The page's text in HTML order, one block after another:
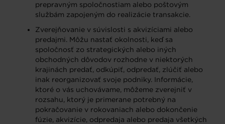
prepravným spoločnostiam alebo poštovým
službám zapojeným do realizácie transakcie.
Zverejňovanie v súvislosti s akvizíciami alebo
predajmi. Môžu nastať okolnosti, keď sa
spoločnosť zo strategických alebo iných
obchodných dôvodov rozhodne v niektorých
krajinách predať, odkúpiť, odpredať, zlúčiť alebo
inak reorganizovať svoje podniky. Informácie,
ktoré o vás uchovávame, môžeme zverejniť v
rozsahu, ktorý je primerane potrebný na
pokračovanie v rokovaniach alebo dokončenie
fúzie, akvizície, odpredaja alebo predaja všetkých